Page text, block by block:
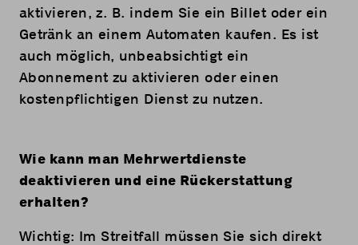
aktivieren, z. B. indem Sie ein Billet oder ein
Getränk an einem Automaten kaufen. Es ist
auch möglich, unbeabsichtigt ein
Abonnement zu aktivieren oder einen
kostenpflichtigen Dienst zu nutzen.
Wie kann man Mehrwertdienste
deaktivieren und eine Rückerstattung
erhalten?
Wichtig: Im Streitfall müssen Sie sich direkt